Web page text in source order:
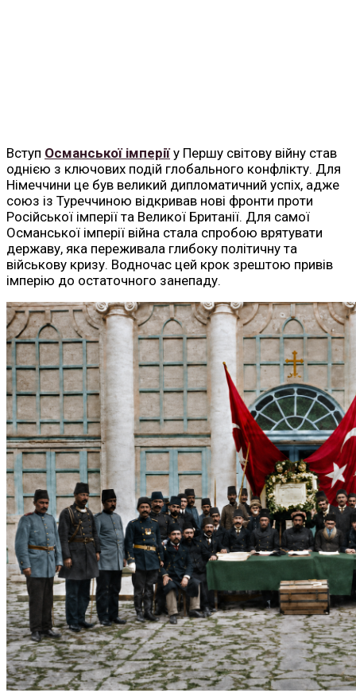
Вступ Османської імперіїу Першу світову війну став
однією з ключових подій глобального конфлікту. Для
Німеччини це був великий дипломатичний успіх, адже
союз із Туреччиною відкривав нові фронти проти
Російської імперії та Великої Британії. Для самої
Османської імперії війна стала спробою врятувати
державу, яка переживала глибоку політичну та
військову кризу. Водночас цей крок зрештою привів
імперію до остаточного занепаду.